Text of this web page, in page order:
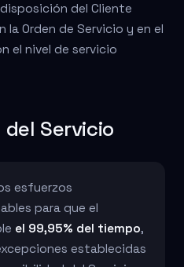
del Cliente
Orden de Servicio y en el
el nivel de servicio
del Servicio
esfuerzos
para que el
el 99,95% del tiempo,
establecidas